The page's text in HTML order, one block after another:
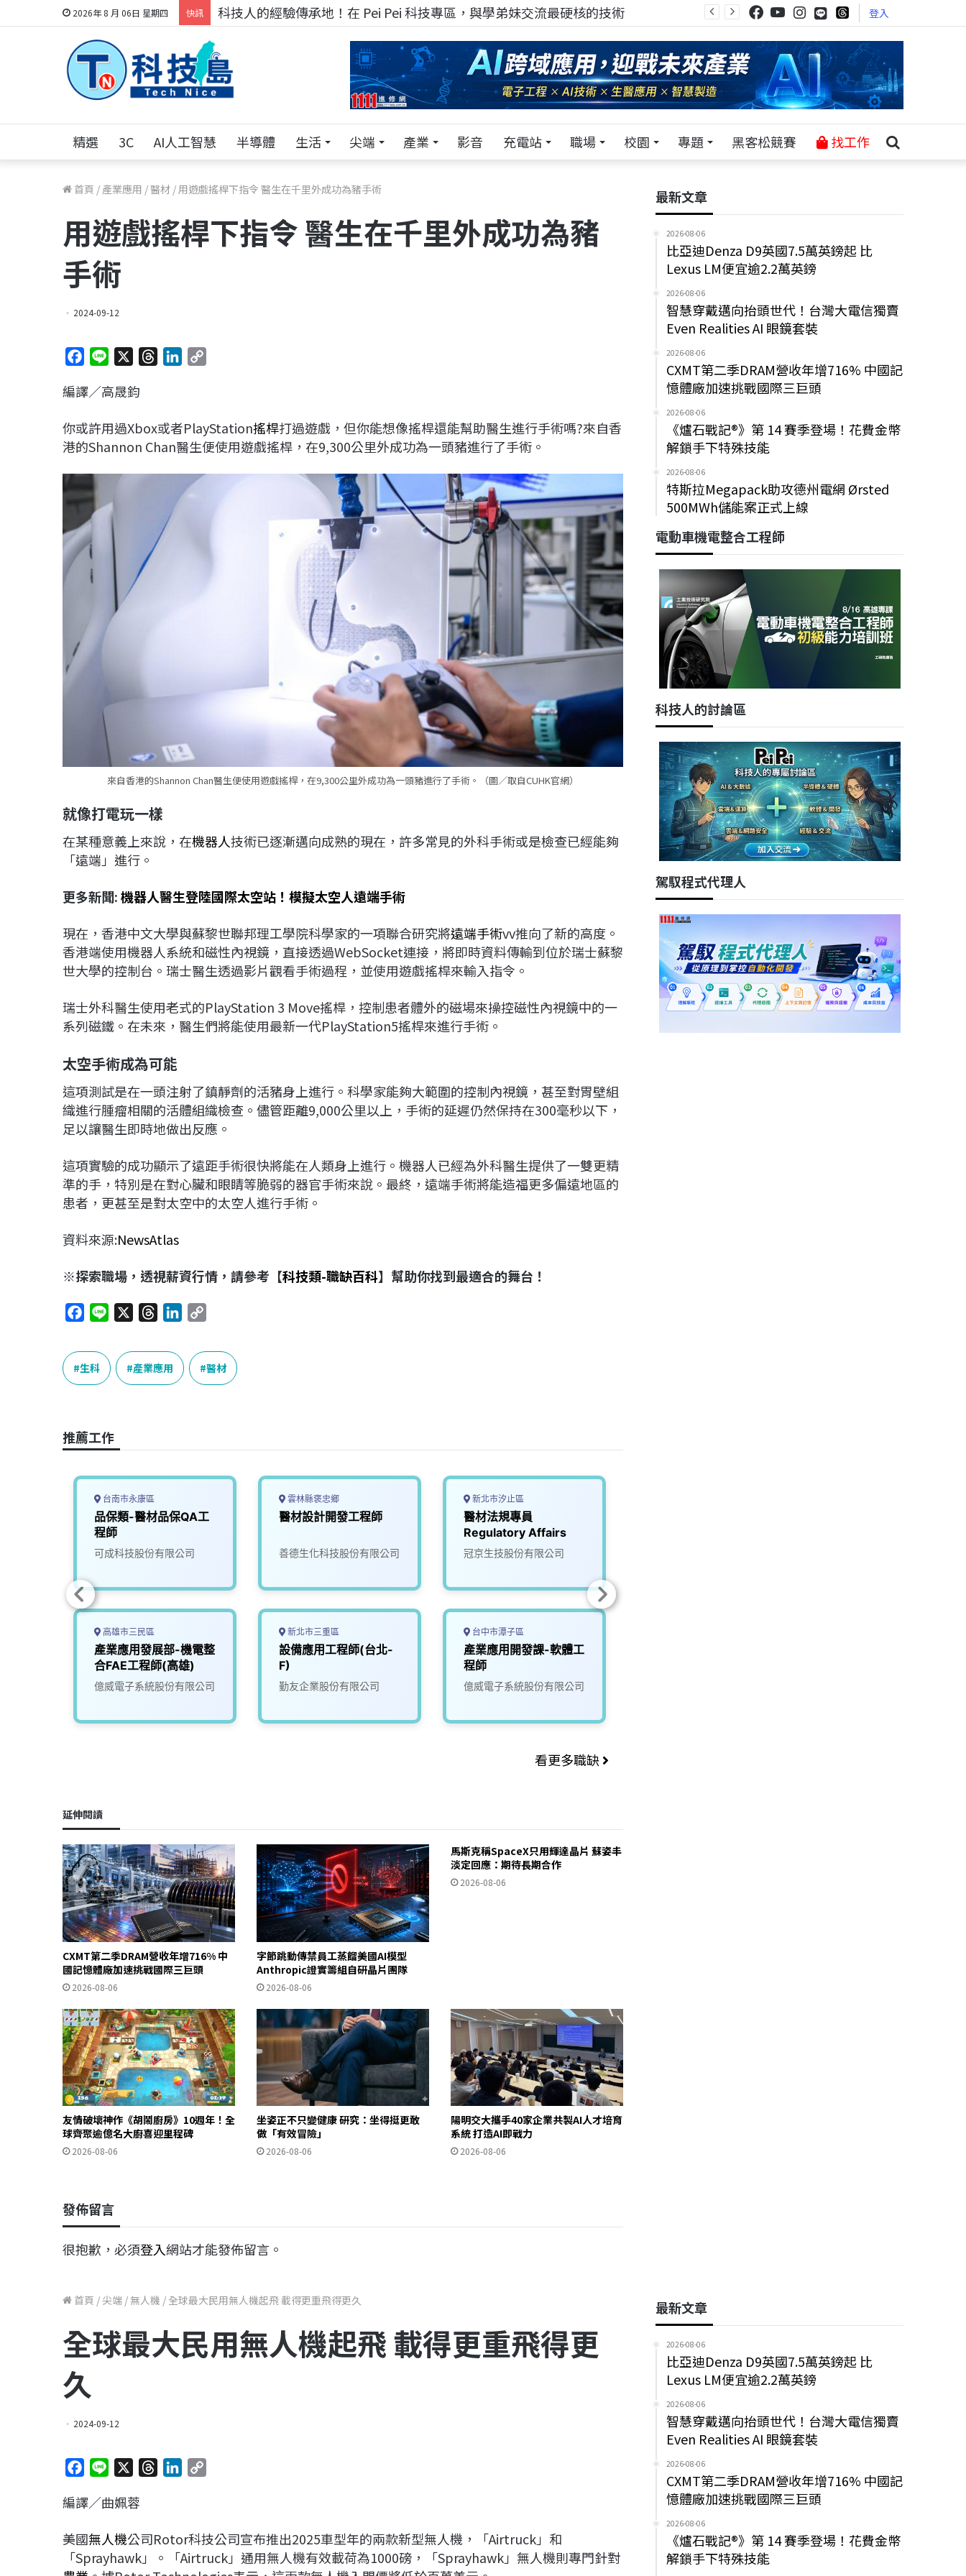
2026年 8 月 06日 星期四 快訊 科技人的經驗傳承地！在 Pei Pei 科技專區，與學弟妹交流最硬核的技術 登入
精選 3C AI人工智慧 半導體 生活 尖端 產業 影音 充電站 職場 校園 專題 黑客松競賽 找工作
首頁 / 產業應用 /醫材 /用遊戲搖桿下指令 醫生在千里外成功為豬手術
用遊戲搖桿下指令 醫生在千里外成功為豬
手術
2024-09-12
c
b
o
k
n
a
d
e
d
n
L
i
編譯／高晟鈞
你或許用過Xbox或者PlayStation搖桿打過遊戲，但你能想像搖桿還能幫助醫生進行手術嗎?來自香
港的Shannon Chan醫生便使用遊戲搖桿，在9,300公里外成功為一頭豬進行了手術。
來自香港的Shannon Chan醫生便使用遊戲搖桿，在9,300公里外成功為一頭豬進行了手術。（圖／取自CUHK官網）
就像打電玩一樣
在某種意義上來說，在機器人技術已逐漸邁向成熟的現在，許多常見的外科手術或是檢查已經能夠
「遠端」進行。
更多新聞:機器人醫生登陸國際太空站！模擬太空人遠端手術
現在，香港中文大學與蘇黎世聯邦理工學院科學家的一項聯合研究將遠端手術vv推向了新的高度。
香港端使用機器人系統和磁性內視鏡，直接透過WebSocket連接，將即時資料傳輸到位於瑞士蘇黎
世大學的控制台。瑞士醫生透過影片觀看手術過程，並使用遊戲搖桿來輸入指令。
瑞士外科醫生使用老式的PlayStation 3 Move搖桿，控制患者體外的磁場來操控磁性內視鏡中的一
系列磁鐵。在未來，醫生們將能使用最新一代PlayStation5搖桿來進行手術。
太空手術成為可能
這項測試是在一頭注射了鎮靜劑的活豬身上進行。科學家能夠大範圍的控制內視鏡，甚至對胃壁組
織進行腫瘤相關的活體組織檢查。儘管距離9,000公里以上，手術的延遲仍然保持在300毫秒以下，
足以讓醫生即時地做出反應。
這項實驗的成功顯示了遠距手術很快將能在人類身上進行。機器人已經為外科醫生提供了一雙更精
準的手，特別是在對心臟和眼睛等脆弱的器官手術來說。最終，遠端手術將能造福更多偏遠地區的
患者，更甚至是對太空中的太空人進行手術。
資料來源:NewsAtlas
※探索職場，透視薪資行情，請參考【科技類-職缺百科】幫助你找到最適合的舞台！
c
e
b
k
e
r
e
a
k
p
y
L
生科 產業應用 醫材
推薦工作
台南市永康區
品保類-醫材品保QA工
程師
可成科技股份有限公司
高雄市三民區
產業應用發展部-機電整
合FAE工程師(高雄)
億威電子系統股份有限公司
雲林縣褒忠鄉
醫材設計開發工程師
善德生化科技股份有限公司
新北市三重區
設備應用工程師(台北-
F)
勤友企業股份有限公司
新北市汐止區
醫材法規專員
Regulatory Affairs
冠京生技股份有限公司
台中市潭子區
產業應用開發課-軟體工
程師
億威電子系統股份有限公司
看更多職缺
延伸閱讀
CXMT第二季DRAM營收年增716% 中
國記憶體廠加速挑戰國際三巨頭
2026-08-06
字節跳動傳禁員工蒸餾美國AI模型
Anthropic證實籌組自研晶片團隊
2026-08-06
馬斯克稱SpaceX只用輝達晶片 蘇姿丰
淡定回應：期待長期合作
2026-08-06
友情破壞神作《胡鬧廚房》10週年！全
球齊聚逾億名大廚喜迎里程碑
2026-08-06
坐姿正不只變健康 研究：坐得挺更敢
做「有效冒險」
2026-08-06
陽明交大攜手40家企業共製AI人才培育
系統 打造AI即戰力
2026-08-06
發佈留言
很抱歉，必須登入網站才能發佈留言。
最新文章
2026-08-06
比亞迪Denza D9英國7.5萬英鎊起 比
Lexus LM便宜逾2.2萬英鎊
2026-08-06
智慧穿戴邁向抬頭世代！台灣大電信獨賣
Even Realities AI 眼鏡套裝
2026-08-06
CXMT第二季DRAM營收年增716% 中國記
憶體廠加速挑戰國際三巨頭
2026-08-06
《爐石戰記®》第 14 賽季登場！花費金幣
解鎖手下特殊技能
2026-08-06
特斯拉Megapack助攻德州電網 Ørsted
500MWh儲能案正式上線
電動車機電整合工程師
科技人的討論區
駕馭程式代理人